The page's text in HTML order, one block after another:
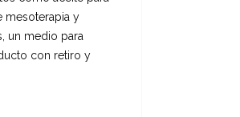
mesoterapia y
un medio para
con retiro y